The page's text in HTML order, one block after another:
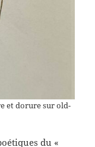
et dorure sur old-
du «